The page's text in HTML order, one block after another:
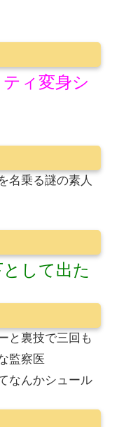
ィ変身シ
名乗る謎の素人
して出た
と裏技で三回も
監察医
なんかシュール